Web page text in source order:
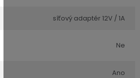
síťový adaptér 12V / 1A
Ne
Ano